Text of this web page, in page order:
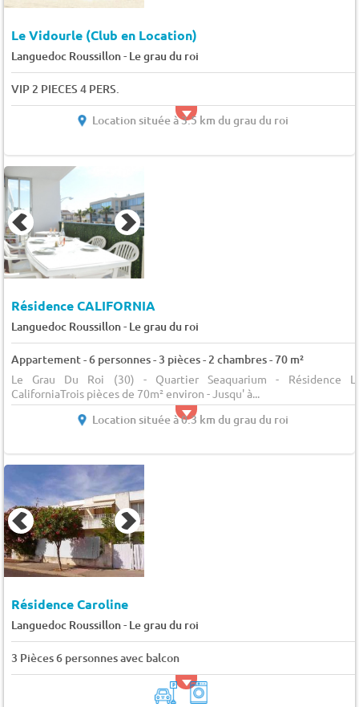
Le Vidourle (Club en Location)
Languedoc Roussillon- Le grau du roi
VIP 2 PIECES 4 PERS.
Location située à 3.5 km du grau du roi
Résidence CALIFORNIA
Languedoc Roussillon- Le grau du roi
Appartement - 6 personnes - 3 pièces - 2 chambres - 70 m²
Le Grau Du Roi (30) - Quartier Seaquarium - Résidence
CaliforniaTrois pièces de 70m² environ - Jusqu' à...
Location située à 0.3 km du grau du roi
Résidence Caroline
Languedoc Roussillon- Le grau du roi
3 Pièces 6 personnes avec balcon